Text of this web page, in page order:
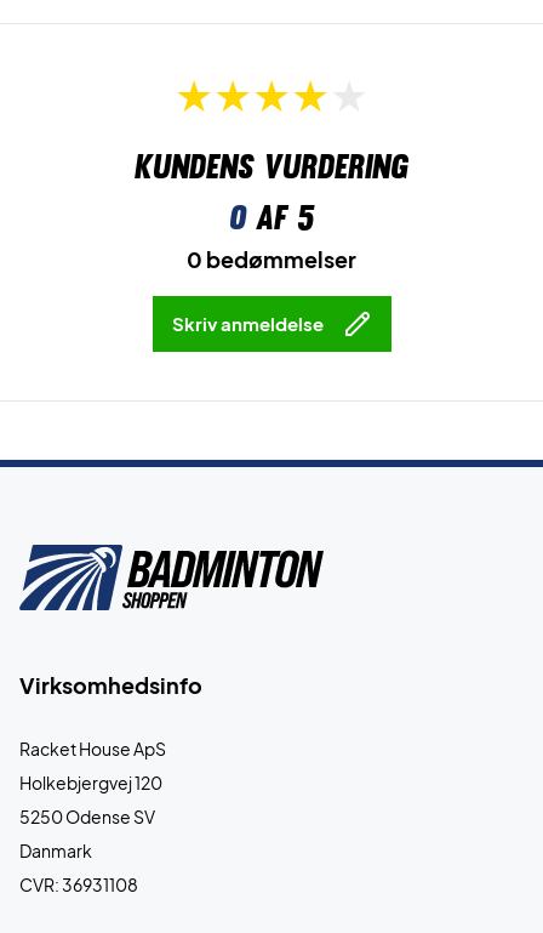
Kundens vurdering
0af 5
0 bedømmelser
Skriv anmeldelse
Virksomhedsinfo
Racket House ApS
Holkebjergvej 120
5250 Odense SV
Danmark
CVR: 36931108